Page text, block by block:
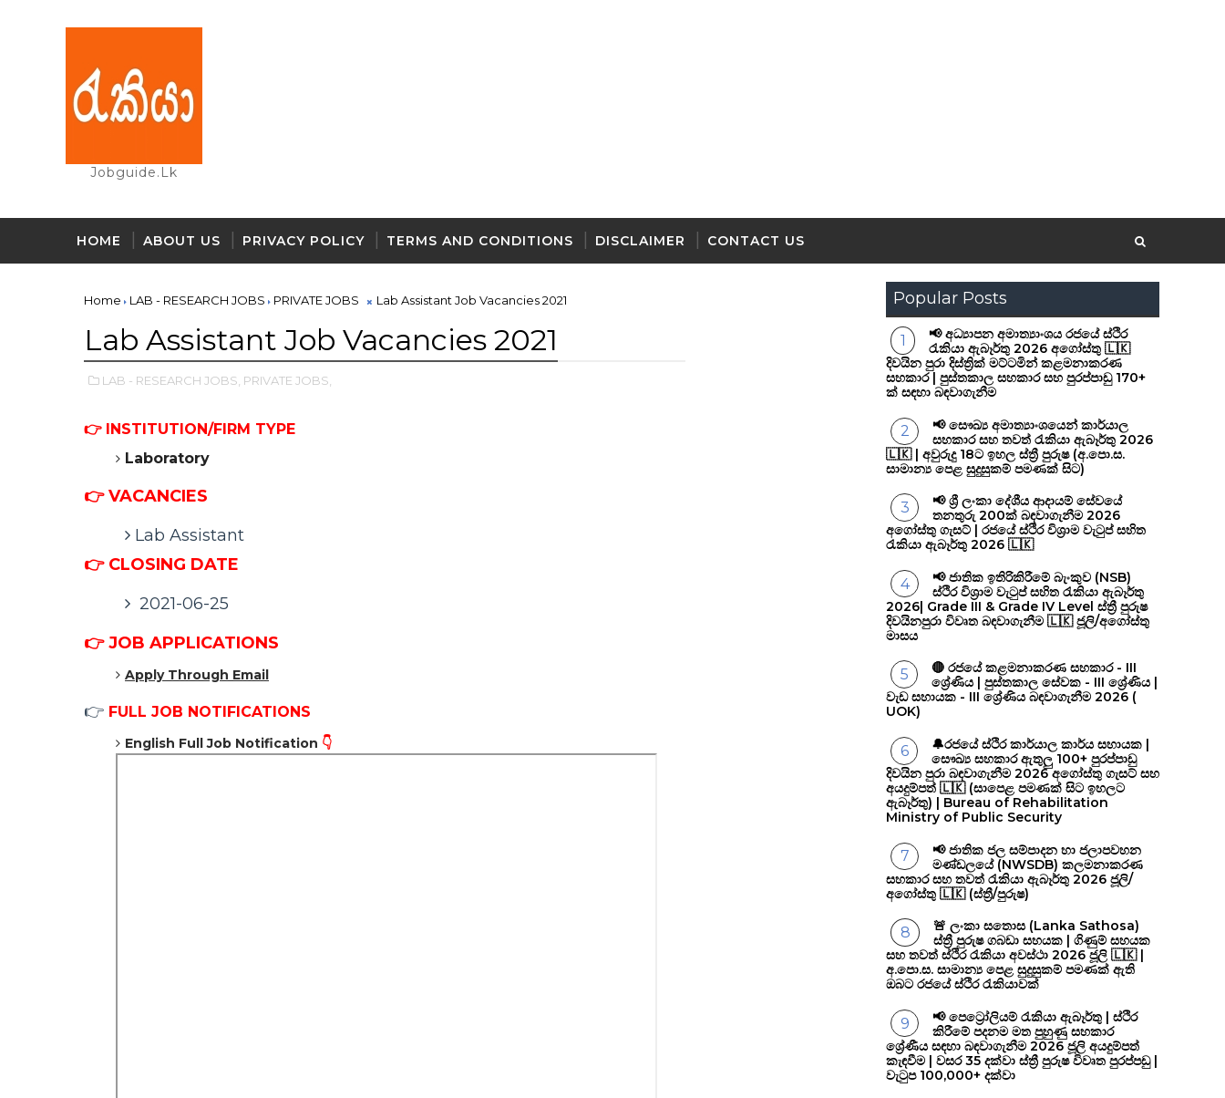
Jobguide.lk
HOME ABOUT US PRIVACY POLICY TERMS AND CONDITIONS DISCLAIMER CONTACT US
Home LAB - RESEARCH JOBS PRIVATE JOBS Lab Assistant Job Vacancies 2021
Lab Assistant Job Vacancies 2021
LAB - RESEARCH JOBS, PRIVATE JOBS,
👉 INSTITUTION/FIRM TYPE
Laboratory
👉 VACANCIES
Lab Assistant
👉 CLOSING DATE
2021-06-25
👉JOB APPLICATIONS
Apply Through Email
👉 FULL JOB NOTIFICATIONS
English Full Job Notification 👇
Popular Posts
📢 අධ්‍යාපන අමාත්‍යාංශය රජයේ ස්ථිර
රැකියා ඇබෑර්තු 2026 අගෝස්තු 🇱🇰
දිවයින පුරා දිස්ත්‍රික් මට්ටමින් කළමනාකරණ
සහකාර | පුස්තකාල සහකාර සහ පුරප්පාඩු 170+
ක් සඳහා බඳවාගැනීම
📢 සෞඛ්‍ය අමාත්‍යාංශයෙන් කාර්යාල
සහකාර සහ තවත් රැකියා ඇබෑර්තු 2026
🇱🇰 | අවුරුදු 18ට ඉහල ස්ත්‍රී පුරුෂ (අ.පො.ස.
සාමාන්‍ය පෙළ සුදුසුකම් පමණක් සිට)
📢 ශ්‍රී ලංකා දේශීය ආදායම් සේවයේ
තනතුරු 200ක් බඳවාගැනීම 2026
අගෝස්තු ගැසට් | රජයේ ස්ථිර විශ්‍රාම වැටුප් සහිත
රැකියා ඇබෑර්තු 2026 🇱🇰
📢 ජාතික ඉතිරිකිරීමේ බැංකුව (NSB)
ස්ථිර විශ්‍රාම වැටුප් සහිත රැකියා ඇබෑර්තු
2026| Grade III & Grade IV Level ස්ත්‍රී පුරුෂ
දිවයිනපුරා විවෘත බඳවාගැනීම 🇱🇰 ජූලි/අගෝස්තු
මාසය
🔴 රජයේ කළමනාකරණ සහකාර - III
ශ්‍රේණිය | පුස්තකාල සේවක - III ශ්‍රේණිය |
වැඩ සහායක - III ශ්‍රේණිය බඳවාගැනීම 2026 (
UOK)
🔔රජයේ ස්ථිර කාර්යාල කාර්ය සහායක |
සෞඛ්‍ය සහකාර ඇතුලු 100+ පුරප්පාඩු
දිවයින පුරා බඳවාගැනීම 2026 අගෝස්තු ගැසට් සහ
අයදුම්පත් 🇱🇰 (සාපෙළ පමණක් සිට ඉහලට
ඇබෑර්තු) | Bureau of Rehabilitation
Ministry of Public Security
📢 ජාතික ජල සම්පාදන හා ජලාපවහන
මණ්ඩලයේ (NWSDB) කලමනාකරණ
සහකාර සහ තවත් රැකියා ඇබෑර්තු 2026 ජූලි/
අගෝස්තු 🇱🇰 (ස්ත්‍රී/පුරුෂ)
🚨 ලංකා සතොස (Lanka Sathosa)
ස්ත්‍රී පුරුෂ ගබඩා සහයක | ගිණුම් සහයක
සහ තවත් ස්ථිර රැකියා අවස්ථා 2026 ජූලි 🇱🇰 |
අ.පො.ස. සාමාන්‍ය පෙළ සුදුසුකම් පමණක් ඇති
ඔබට රජයේ ස්ථිර රැකියාවක්
📢 පෙට්‍රෝලියම් රැකියා ඇබෑර්තු | ස්ථිර
කිරීමේ පදනම මත පුහුණු සහකාර
ශ්‍රේණීය සඳහා බඳවාගැනීම 2026 ජූලි අයදුම්පත්
කැඳවීම | වසර 35 දක්වා ස්ත්‍රී පුරුෂ විවෘත පුරප්පඩු |
වැටුප 100,000+ දක්වා